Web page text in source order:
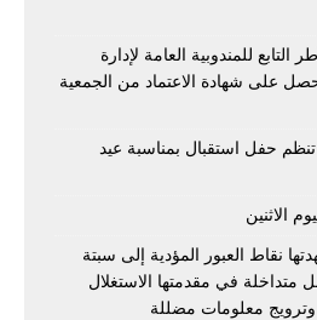
التابع للمندوبية العامة لإدارة
على شهادة الاعتماد من الجمعية
حفل استقبال بمناسبة عيد
الاثنين
نقاط العبور المؤدية إلى سبتة
متداخلة في مقدمتها الاستغلال
معلومات مضللة